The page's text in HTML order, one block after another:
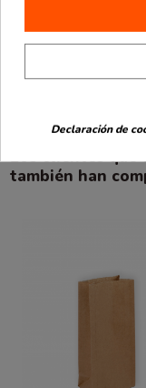
Material reciclable y
Ideal para estos
todo tipo,
Los clientes que
también han
Declaración de